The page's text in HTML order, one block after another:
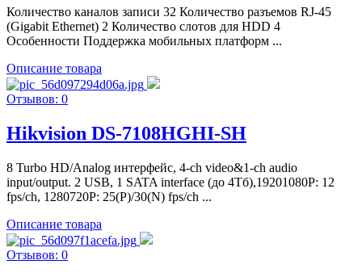
Количество каналов записи 32 Количество разъемов RJ-45
(Gigabit Ethernet) 2 Количество слотов для HDD 4
Особенности Поддержка мобильных платформ ...
Описание товара
Отзывов: 0
Hikvision DS-7108HGHI-SH
8 Turbo HD/Analog интерфейс, 4-ch video&1-ch audio
input/output. 2 USB, 1 SATA interface (до 4Тб),19201080P: 12
fps/ch, 1280720P: 25(P)/30(N) fps/ch ...
Описание товара
Отзывов: 0